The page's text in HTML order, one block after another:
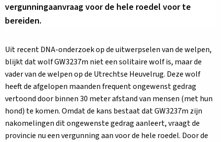
vergunningaanvraag voor de hele roedel voor te
bereiden.
Uit recent DNA-onderzoek op de uitwerpselen van de welpen,
blijkt dat wolf GW3237m niet een solitaire wolf is, maar de
vader van de welpen op de Utrechtse Heuvelrug. Deze wolf
heeft de afgelopen maanden frequent ongewenst gedrag
vertoond door binnen 30 meter afstand van mensen (met hun
hond) te komen. Omdat de kans bestaat dat GW3237m zijn
nakomelingen dit ongewenste gedrag aanleert, vraagt de
provincie nu een vergunning aan voor de hele roedel. Door de